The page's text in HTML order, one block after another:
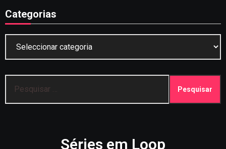
Categorias
por:
Séries em Loop